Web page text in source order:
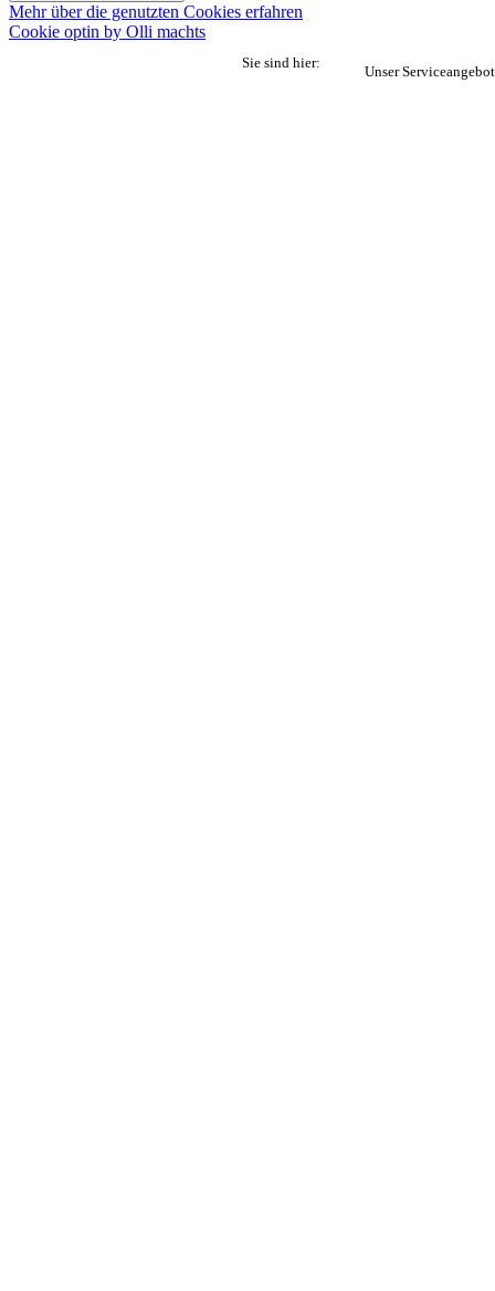
Sie sind hier:
Unser Serviceangebot
Mehr über die genutzten Cookies erfahren
Cookie optin by Olli machts